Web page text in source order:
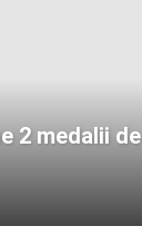
2 medalii de